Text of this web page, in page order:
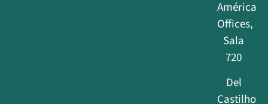
América
Offices,
Sala
720
Del
Castilho